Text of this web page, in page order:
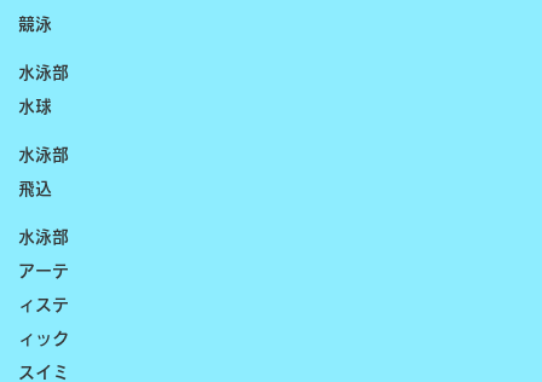
競泳
水泳部
水球
水泳部
飛込
水泳部
アーテ
ィステ
ィック
スイミ